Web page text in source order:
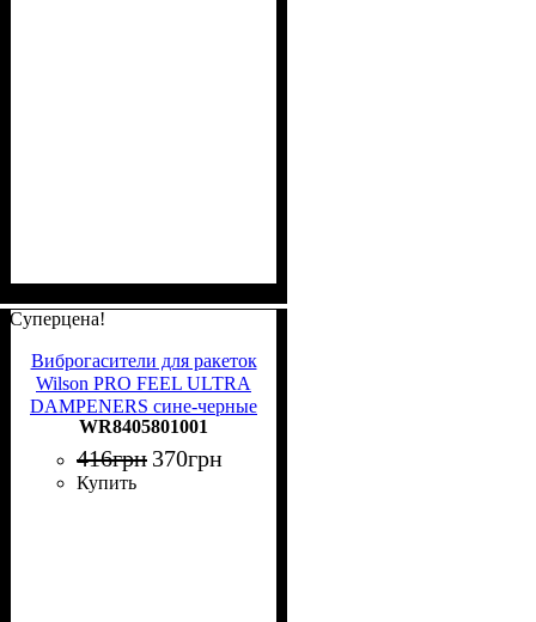
Суперцена!
Виброгасители для ракеток
Wilson PRO FEEL ULTRA
DAMPENERS сине-черные
(2 штуки) WR8405801001
WR8405801001
416грн 370грн
Купить